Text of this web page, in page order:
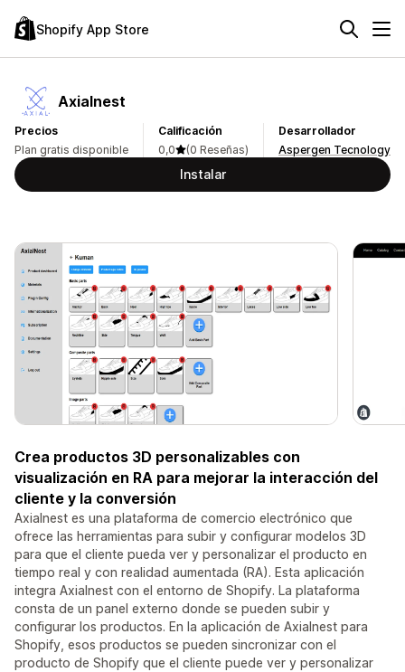
Shopify App Store
Axialnest
Precios
Plan gratis disponible
Calificación
0,0
(0 Reseñas)
Desarrollador
Aspergen Tecnology
Instalar
Crea productos 3D personalizables con
visualización en RA para mejorar la interacción del
cliente y la conversión
Axialnest es una plataforma de comercio electrónico que
ofrece las herramientas para subir y configurar modelos 3D
para que el cliente pueda ver y personalizar el producto en
tiempo real y con realidad aumentada (RA). Esta aplicación
integra Axialnest con el entorno de Shopify. La plataforma
consta de un panel externo donde se pueden subir y
configurar los productos. En la aplicación de Axialnest para
Shopify, esos productos se pueden sincronizar con el
producto de Shopify que el cliente puede ver y personalizar